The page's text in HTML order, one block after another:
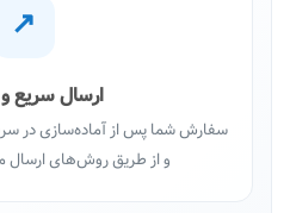
↗
ارسال سریع
سفارش شما پس از آماده‌سازی در
و از طریق روش‌های ارسال